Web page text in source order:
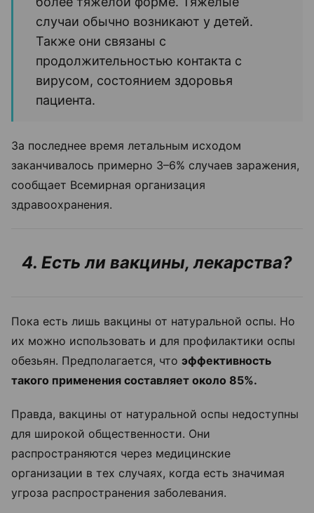
случаи обычно возникают у детей.
Также они связаны с
продолжительностью контакта с
вирусом, состоянием здоровья
пациента.
За последнее время летальным исходом
заканчивалось примерно 3–6% случаев заражения,
сообщает Всемирная организация
здравоохранения.
4. Есть ли вакцины, лекарства?
Пока есть лишь вакцины от натуральной оспы. Но
их можно использовать и для профилактики оспы
обезьян. Предполагается, что эффективность
такого применения составляет около 85%.
Правда, вакцины от натуральной оспы недоступны
для широкой общественности. Они
распространяются через медицинские
организации в тех случаях, когда есть значимая
угроза распространения заболевания.